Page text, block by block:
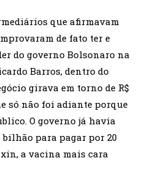
que afirmavam
de fato ter e
do governo Bolsonaro na
Barros, dentro do
girava em torno de R$
só não foi adiante porque
O governo já havia
bilhão para pagar por 20
a vacina mais cara